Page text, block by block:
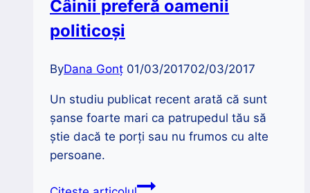
mâna
Câinii preferă oamenii
politicoși
ByDana Gonț 01/03/201702/03/2017
Un studiu publicat recent arată că sunt
șanse foarte mari ca patrupedul tău să
știe dacă te porți sau nu frumos cu alte
persoane.
Câinii